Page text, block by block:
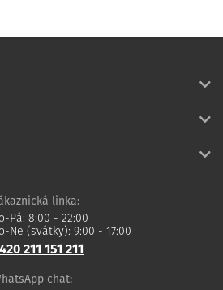
linka:
Pá: 8:00 - 22:00
Ne (svátky): 9:00 - 17:00
211 151 211
chat: